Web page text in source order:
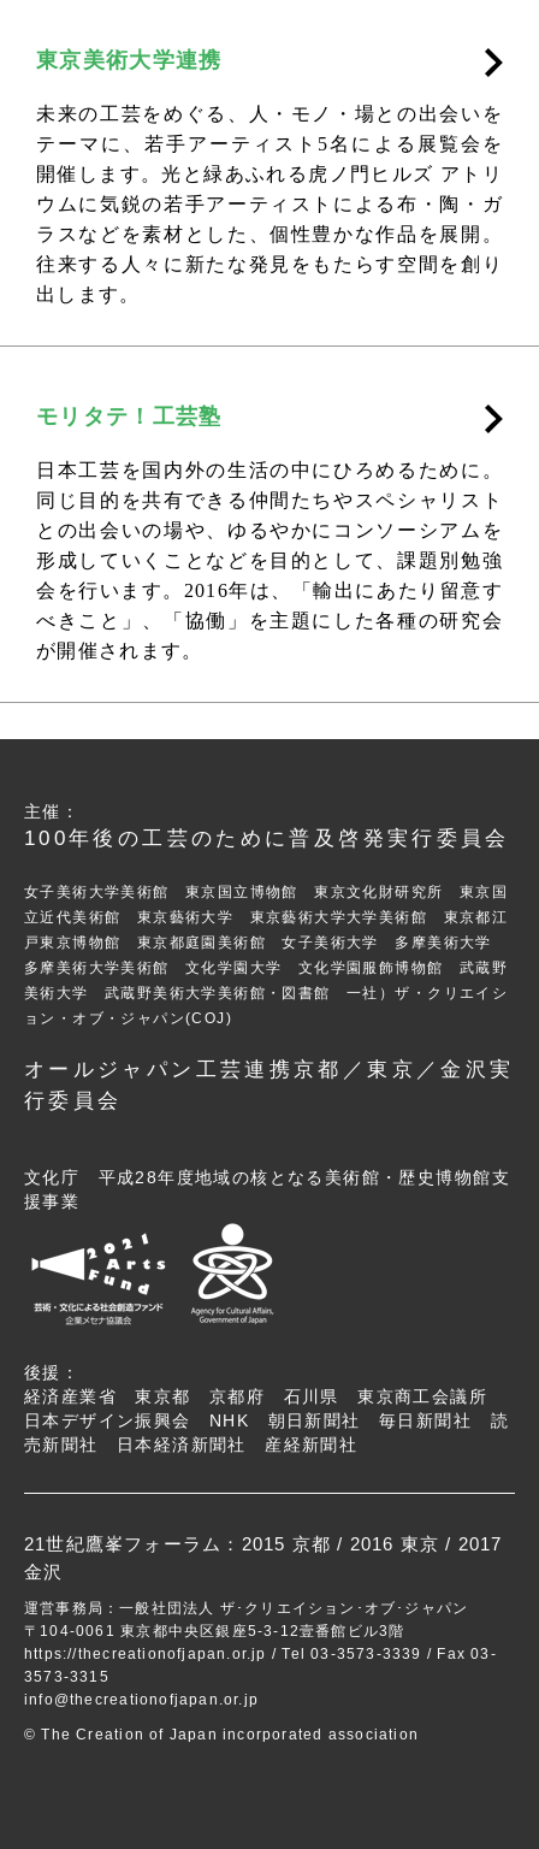
東京美術大学連携
未来の工芸をめぐる、人・モノ・場との出会いを
テーマに、若手アーティスト5名による展覧会を
開催します。光と緑あふれる虎ノ門ヒルズ アトリ
ウムに気鋭の若手アーティストによる布・陶・ガ
ラスなどを素材とした、個性豊かな作品を展開。
往来する人々に新たな発見をもたらす空間を創り
出します。
モリタテ！工芸塾
日本工芸を国内外の生活の中にひろめるために。
同じ目的を共有できる仲間たちやスペシャリスト
との出会いの場や、ゆるやかにコンソーシアムを
形成していくことなどを目的として、課題別勉強
会を行います。2016年は、「輸出にあたり留意す
べきこと」、「協働」を主題にした各種の研究会
が開催されます。
主催：
100年後の工芸のために普及啓発実行委員会
女子美術大学美術館 東京国立博物館 東京文化財研究所 東京国
立近代美術館 東京藝術大学 東京藝術大学大学美術館 東京都江
戸東京博物館 東京都庭園美術館 女子美術大学 多摩美術大学
多摩美術大学美術館 文化学園大学 文化学園服飾博物館 武蔵野
美術大学 武蔵野美術大学美術館・図書館 一社）ザ・クリエイシ
ョン・オブ・ジャパン(COJ)
オールジャパン工芸連携京都／東京／金沢実
行委員会
文化庁 平成28年度地域の核となる美術館・歴史博物館支
援事業
後援：
経済産業省 東京都 京都府 石川県 東京商工会議所
日本デザイン振興会 NHK 朝日新聞社 毎日新聞社 読
売新聞社 日本経済新聞社 産経新聞社
21世紀鷹峯フォーラム： 2015 京都 / 2016 東京 / 2017
金沢
運営事務局：一般社団法人 ザ･クリエイション･オブ･ジャパン
〒104-0061 東京都中央区銀座5-3-12壹番館ビル3階
https://thecreationofjapan.or.jp / Tel 03-3573-3339 / Fax 03-
3573-3315
info@thecreationofjapan.or.jp
© The Creation of Japan incorporated association